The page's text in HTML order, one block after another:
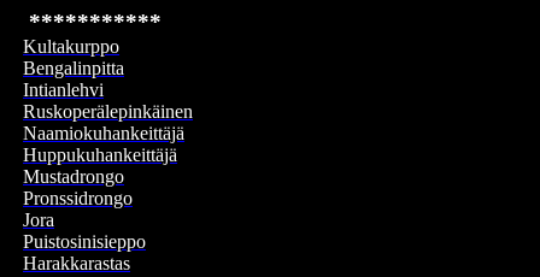
***********
Kultakurppo
Bengalinpitta
Intianlehvi
Ruskoperälepinkäinen
Naamiokuhankeittäjä
Huppukuhankeittäjä
Mustadrongo
Pronssidrongo
Jora
Puistosinisieppo
Harakkarastas